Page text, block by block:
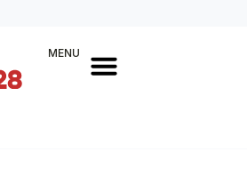
MENU